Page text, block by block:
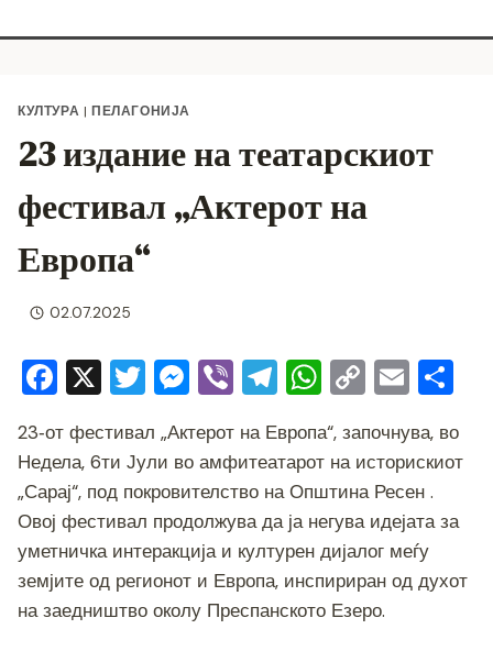
КУЛТУРА | ПЕЛАГОНИЈА
23 издание на театарскиот
фестивал „Актерот на
Европа“
02.07.2025
F
c
e
b
o
o
k
X T
tt
er
M
ss
e
n
g
er
Vi
er
T
e
gr
a
m
W
at
s
A
p
p
C
p
y
Li
n
k
E
ai
l
ar
e
23‑от фестивал „Актерот на Европа“, започнува, во
Недела, 6ти Јули во амфитеатарот на историскиот
„Сарај“, под покровителство на Општина Ресен .
Овој фестивал продолжува да ја негува идејата за
уметничка интеракција и културен дијалог меѓу
земјите од регионот и Европа, инспириран од духот
на заедништво околу Преспанското Езеро.